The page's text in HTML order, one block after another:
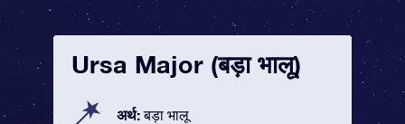
Ursa Major (बड़ा भालू)
अर्थ:बड़ा भालू